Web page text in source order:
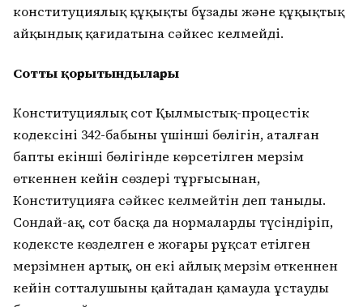
конституциялық құқықты бұзады және құқықтық
айқындық қағидатына сәйкес келмейді.
Соттың қорытындылары
Конституциялық сот Қылмыстық-процестік
кодексінің 342-бабының үшінші бөлігін, аталған
баптың екінші бөлігінде көрсетілген мерзім
өткеннен кейін сөздері тұрғысынан,
Конституцияға сәйкес келмейтін деп таныды.
Сондай-ақ, сот басқа да нормаларды түсіндіріп,
кодексте көзделген ең жоғары рұқсат етілген
мерзімнен артық, он екі айлық мерзім өткеннен
кейін сотталушыны қайтадан қамауда ұстауды